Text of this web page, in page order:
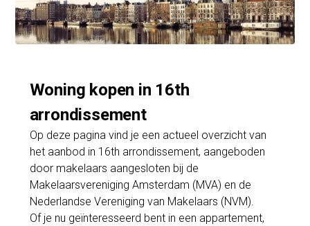
Woning kopen in 16th
arrondissement
Op deze pagina vind je een actueel overzicht van
het aanbod in 16th arrondissement, aangeboden
door makelaars aangesloten bij de
Makelaarsvereniging Amsterdam (MVA) en de
Nederlandse Vereniging van Makelaars (NVM).
Of je nu geïnteresseerd bent in een appartement,